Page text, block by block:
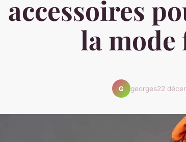
accessoires
la mode
G georges22